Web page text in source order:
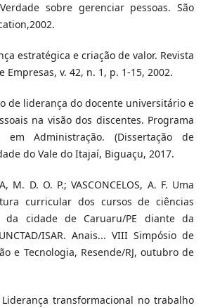
sobre gerenciar pessoas. São
estratégica e criação de valor. Revista
Empresas, v. 42, n. 1, p. 1-15, 2002.
de liderança do docente universitário e
na visão dos discentes. Programa
em Administração. (Dissertação de
do Vale do Itajaí, Biguaçu, 2017.
M. D. O. P.; VASCONCELOS, A. F. Uma
curricular dos cursos de ciências
da cidade de Caruaru/PE diante da
ISAR. Anais... VIII Simpósio de
e Tecnologia, Resende/RJ, outubro de
Liderança transformacional no trabalho